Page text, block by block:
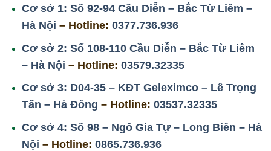
Cơ sở 1: Số 92-94 Cầu Diễn – Bắc Từ Liêm –
Hà Nội – Hotline: 0377.736.936
Cơ sở 2: Số 108-110 Cầu Diễn – Bắc Từ Liêm
– Hà Nội – Hotline: 03579.32335
Cơ sở 3: D04-35 – KĐT Geleximco – Lê Trọng
Tấn – Hà Đông – Hotline: 03537.32335
Cơ sở 4: Số 98 – Ngô Gia Tự – Long Biên – Hà
Nội – Hotline: 0865.736.936